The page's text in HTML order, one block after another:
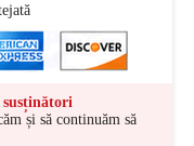
și să continuăm să